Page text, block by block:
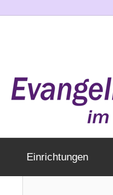
Einrichtungen